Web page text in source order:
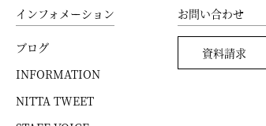
インフォメーション
ブログ
INFORMATION
NITTA TWEET
お問い合わせ
資料請求